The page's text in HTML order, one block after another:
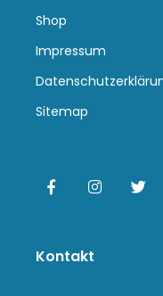
Shop
Impressum
Sitemap
Kontakt